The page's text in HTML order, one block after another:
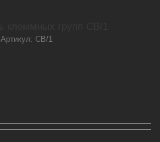
Артикул: CB/1